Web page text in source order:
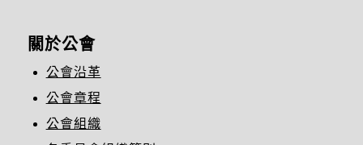
關於公會
公會沿革
公會章程
公會組織